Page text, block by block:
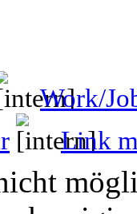
Work/
Link